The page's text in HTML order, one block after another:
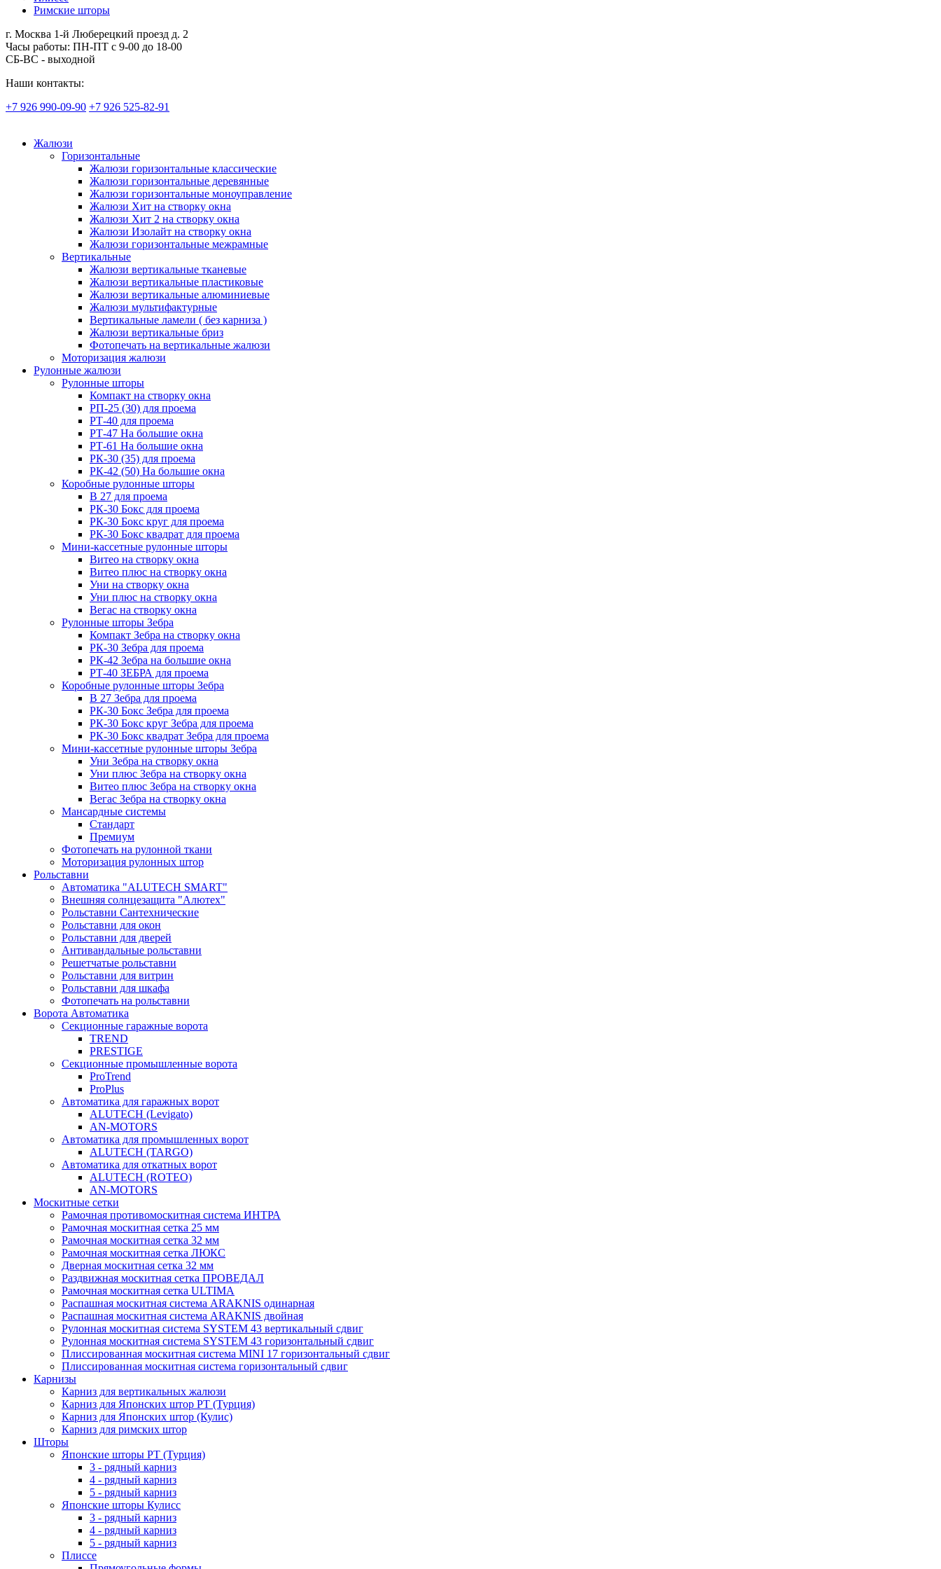
Римские шторы
г. Москва 1-й Люберецкий проезд д. 2
Часы работы: ПН-ПТ с 9-00 до 18-00
СБ-ВС - выходной
Наши контакты:
+7 926 990-09-90 +7 926 525-82-91
Жалюзи
Горизонтальные
Жалюзи горизонтальные классические
Жалюзи горизонтальные деревянные
Жалюзи горизонтальные моноуправление
Жалюзи Хит на створку окна
Жалюзи Хит 2 на створку окна
Жалюзи Изолайт на створку окна
Жалюзи горизонтальные межрамные
Вертикальные
Жалюзи вертикальные тканевые
Жалюзи вертикальные пластиковые
Жалюзи вертикальные алюминиевые
Жалюзи мультифактурные
Вертикальные ламели ( без карниза )
Жалюзи вертикальные бриз
Фотопечать на вертикальные жалюзи
Моторизация жалюзи
Рулонные жалюзи
Рулонные шторы
Компакт на створку окна
РП-25 (30) для проема
РТ-40 для проема
РТ-47 На большие окна
РТ-61 На большие окна
РК-30 (35) для проема
РК-42 (50) На большие окна
Коробные рулонные шторы
B 27 для проема
РК-30 Бокс для проема
РК-30 Бокс круг для проема
РК-30 Бокс квадрат для проема
Мини-кассетные рулонные шторы
Витео на створку окна
Витео плюс на створку окна
Уни на створку окна
Уни плюс на створку окна
Вегас на створку окна
Рулонные шторы Зебра
Компакт Зебра на створку окна
РК-30 Зебра для проема
РК-42 Зебра на большие окна
РТ-40 ЗЕБРА для проема
Коробные рулонные шторы Зебра
B 27 Зебра для проема
РК-30 Бокс Зебра для проема
РК-30 Бокс круг Зебра для проема
РК-30 Бокс квадрат Зебра для проема
Мини-кассетные рулонные шторы Зебра
Уни Зебра на створку окна
Уни плюс Зебра на створку окна
Витео плюс Зебра на створку окна
Вегас Зебра на створку окна
Мансардные системы
Стандарт
Премиум
Фотопечать на рулонной ткани
Моторизация рулонных штор
Рольставни
Автоматика "ALUTECH SMART"
Внешняя солнцезащита "Алютех"
Рольставни Сантехнические
Рольставни для окон
Рольставни для дверей
Антивандальные рольставни
Решетчатые рольставни
Рольставни для витрин
Рольставни для шкафа
Фотопечать на рольставни
Ворота Автоматика
Секционные гаражные ворота
TREND
PRESTIGE
Секционные промышленные ворота
ProTrend
ProPlus
Автоматика для гаражных ворот
ALUTECH (Levigato)
AN-MOTORS
Автоматика для промышленных ворот
ALUTECH (TARGO)
Автоматика для откатных ворот
ALUTECH (ROTEO)
AN-MOTORS
Москитные сетки
Рамочная противомоскитная система ИНТРА
Рамочная москитная сетка 25 мм
Рамочная москитная сетка 32 мм
Рамочная москитная сетка ЛЮКС
Дверная москитная сетка 32 мм
Раздвижная москитная сетка ПРОВЕДАЛ
Рамочная москитная сетка ULTIMA
Распашная москитная система ARAKNIS одинарная
Распашная москитная система ARAKNIS двойная
Рулонная москитная система SYSTEM 43 вертикальный сдвиг
Рулонная москитная система SYSTEM 43 горизонтальный сдвиг
Плиссированная москитная система MINI 17 горизонтальный сдвиг
Плиссированная москитная система горизонтальный сдвиг
Карнизы
Карниз для вертикальных жалюзи
Карниз для Японских штор РТ (Турция)
Карниз для Японских штор (Кулис)
Карниз для римских штор
Шторы
Японские шторы РТ (Турция)
3 - рядный карниз
4 - рядный карниз
5 - рядный карниз
Японские шторы Кулисс
3 - рядный карниз
4 - рядный карниз
5 - рядный карниз
Плиссе